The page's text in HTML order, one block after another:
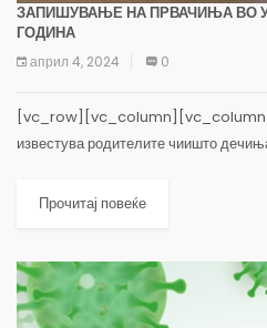
ЗАПИШУВАЊЕ НА ПРВАЧИЊА ВО
ГОДИНА
април 4, 2024 0
известува родителите чиишто
првоодделенци со претходно
Прочитај повеќе